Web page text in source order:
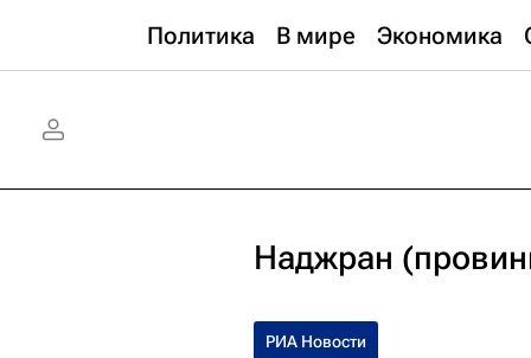
Политика В мире Экономика
Наджран
РИА Новости